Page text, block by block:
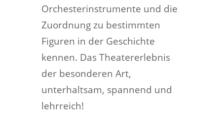
Orchesterinstrumente und die
Zuordnung zu bestimmten
Figuren in der Geschichte
kennen. Das Theatererlebnis
der besonderen Art,
unterhaltsam, spannend und
lehrreich!